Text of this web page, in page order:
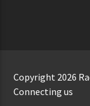
Copyright 2026
Connecting us